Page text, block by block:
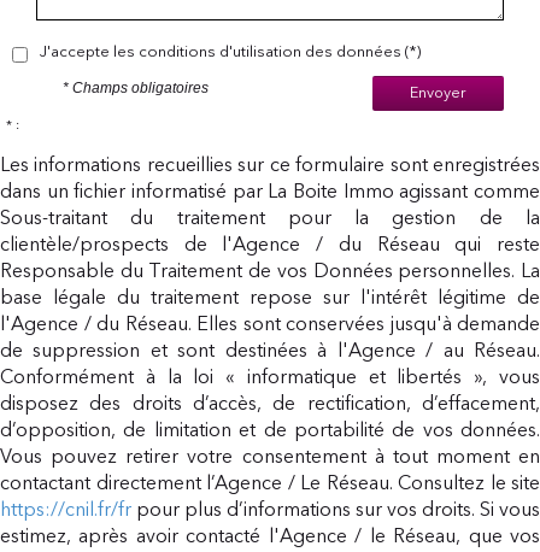
J'accepte les conditions d'utilisation des données (*)
Envoyer
* Champs obligatoires
* :
Les informations recueillies sur ce formulaire sont enregistrées
dans un fichier informatisé par La Boite Immo agissant comme
Sous-traitant du traitement pour la gestion de la
clientèle/prospects de l'Agence / du Réseau qui reste
Responsable du Traitement de vos Données personnelles. La
base légale du traitement repose sur l'intérêt légitime de
l'Agence / du Réseau. Elles sont conservées jusqu'à demande
de suppression et sont destinées à l'Agence / au Réseau.
Conformément à la loi « informatique et libertés », vous
disposez des droits d’accès, de rectification, d’effacement,
d’opposition, de limitation et de portabilité de vos données.
Vous pouvez retirer votre consentement à tout moment en
contactant directement l’Agence / Le Réseau. Consultez le site
https://cnil.fr/fr pour plus d’informations sur vos droits. Si vous
estimez, après avoir contacté l'Agence / le Réseau, que vos